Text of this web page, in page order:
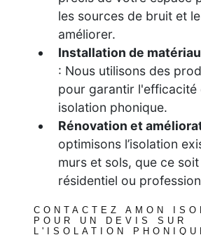
les sources de bruit et
améliorer.
Installation de
: Nous utilisons des
pour garantir l'efficacité
isolation phonique.
Rénovation et
optimisons l’isolation
murs et sols, que ce
résidentiel ou
CONTACTEZ AMON ISOLATION
POUR UN DEVIS SUR
L'ISOLATION